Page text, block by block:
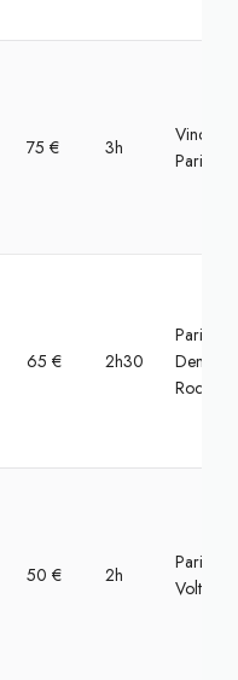
75 € 3h
Paris
65 € 2h30
Paris,
Denfert-
50 € 2h
Paris,
Voltaire